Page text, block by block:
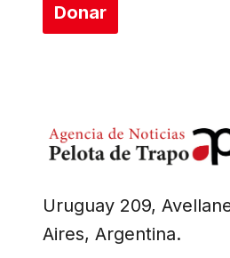
Uruguay 209,
Aires, Argentina.
Donar